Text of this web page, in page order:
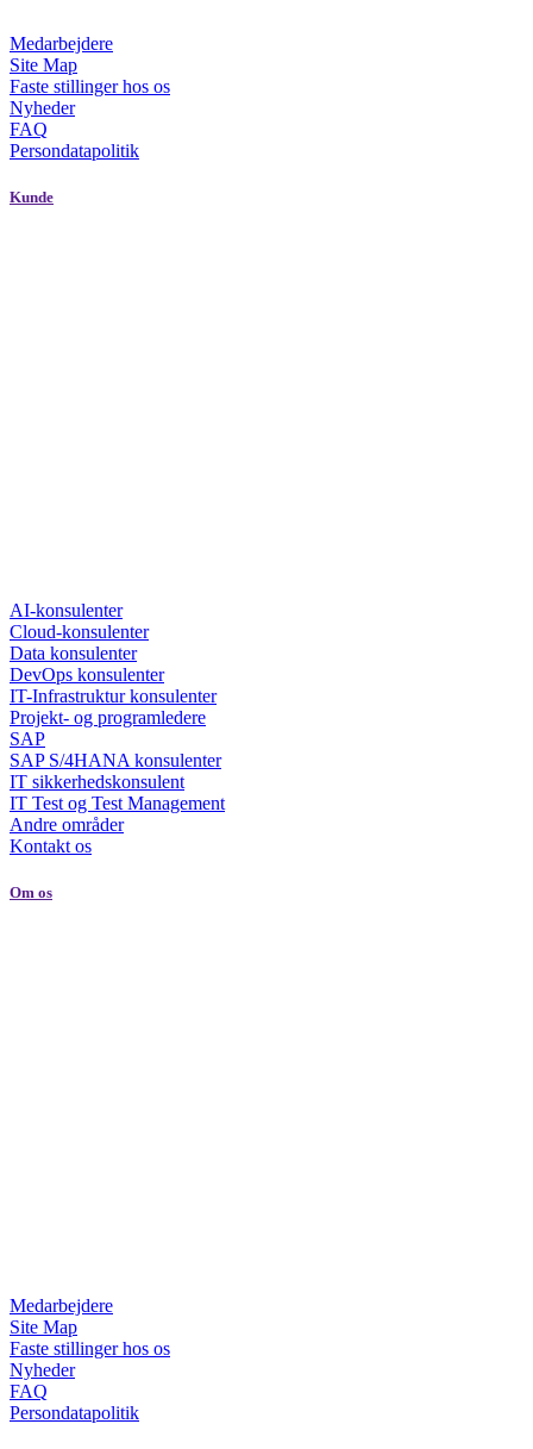
Medarbejdere
Site Map
Faste stillinger hos os
Nyheder
FAQ
Persondatapolitik
Kunde
AI-konsulenter
Cloud-konsulenter
Data konsulenter
DevOps konsulenter
IT-Infrastruktur konsulenter
Projekt- og programledere
SAP
SAP S/4HANA konsulenter
IT sikkerhedskonsulent
IT Test og Test Management
Andre områder
Kontakt os
Om os
Medarbejdere
Site Map
Faste stillinger hos os
Nyheder
FAQ
Persondatapolitik